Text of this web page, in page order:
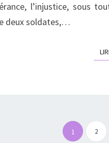
l’injustice, sous
deux soldates,…
1 2